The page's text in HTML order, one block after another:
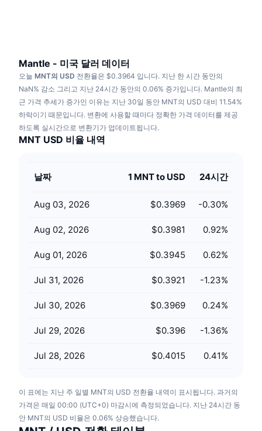
스포츠
금융
테크
전체 NFT 통계
다가오는 판매
RSI
MACD
개요
청산
펀딩비
조사
비디오
용어집
에어드롭
다이아몬드 리워드
배우며 수익 창출
ICO 캘린더
이벤트 달력
Mantle - 미국 달러 데이터
오늘 MNT의 USD 전환율은 $0.3964 입니다. 지난 한 시간 동안의
NaN% 감소 그리고 지난 24시간 동안의 0.06% 증가입니다. Mantle의 최
근 가격 추세가 증가인 이유는 지난 30일 동안 MNT의 USD 대비 11.54%
하락이기 때문입니다. 변환에 사용할 때마다 정확한 가격 데이터를 제공
하도록 실시간으로 변환기가 업데이트됩니다.
MNT USD 비율 내역
날짜 1 MNT to USD 24시간
Aug 03, 2026 $0.3969 -0.30%
Aug 02, 2026 $0.3981 0.92%
Aug 01, 2026 $0.3945 0.62%
Jul 31, 2026 $0.3921 -1.23%
Jul 30, 2026 $0.3969 0.24%
Jul 29, 2026 $0.396 -1.36%
Jul 28, 2026 $0.4015 0.41%
이 표에는 지난 주 일별 MNT의 USD 전환율 내역이 표시됩니다. 과거의
가격은 매일 00:00 (UTC+0) 마감시에 측정되었습니다. 지난 24시간 동
안 MNT의 USD 비율은 0.06% 상승했습니다.